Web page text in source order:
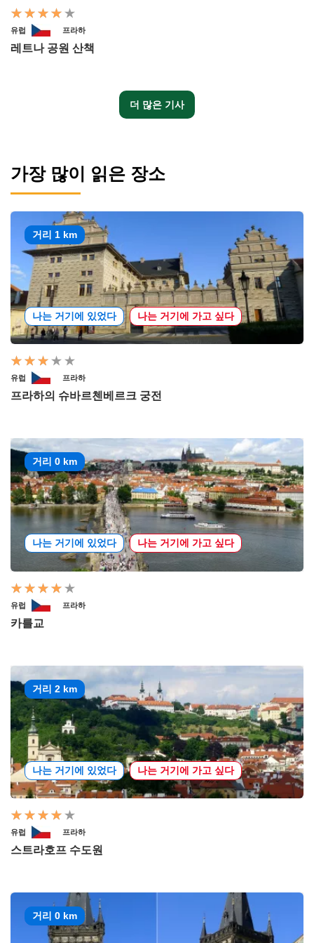
유럽 프라하
레트나 공원 산책
더 많은 기사
가장 많이 읽은 장소
거리 1 km
나는 거기에 있었다 나는 거기에 가고 싶다
유럽 프라하
프라하의 슈바르첸베르크 궁전
거리 0 km
나는 거기에 있었다 나는 거기에 가고 싶다
유럽 프라하
카를교
거리 2 km
나는 거기에 있었다 나는 거기에 가고 싶다
유럽 프라하
스트라호프 수도원
거리 0 km